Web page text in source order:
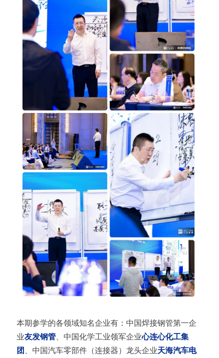
本期参学的各领域知名企业有：中国焊接钢管第一企
业友发钢管、中国化学工业领军企业心连心化工集
团 、中国汽车零部件（连接器）龙头企业天海汽车电